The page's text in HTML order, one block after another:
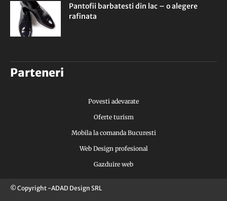
Pantofii barbatesti din lac – o alegere
rafinata
Parteneri
Povesti adevarate
Oferte turism
Mobila la comanda Bucuresti
Web Design profesional
Gazduire web
© Copyright -ADAD Design SRL